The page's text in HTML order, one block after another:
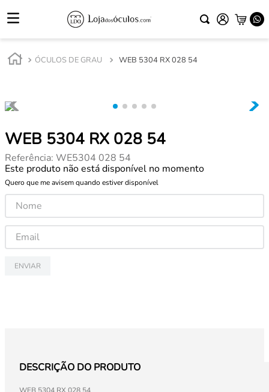
ÓCULOS DE GRAU WEB 5304 RX 028 54
WEB 5304 RX 028 54
Referência: WE5304 028 54
Este produto não está disponível no momento
Quero que me avisem quando estiver disponível
ENVIAR
DESCRIÇÃO DO PRODUTO